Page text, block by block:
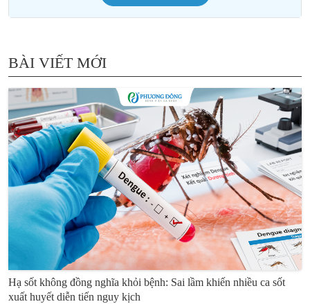
BÀI VIẾT MỚI
Hạ sốt không đồng nghĩa khỏi bệnh: Sai lầm khiến nhiều ca sốt
xuất huyết diễn tiến nguy kịch